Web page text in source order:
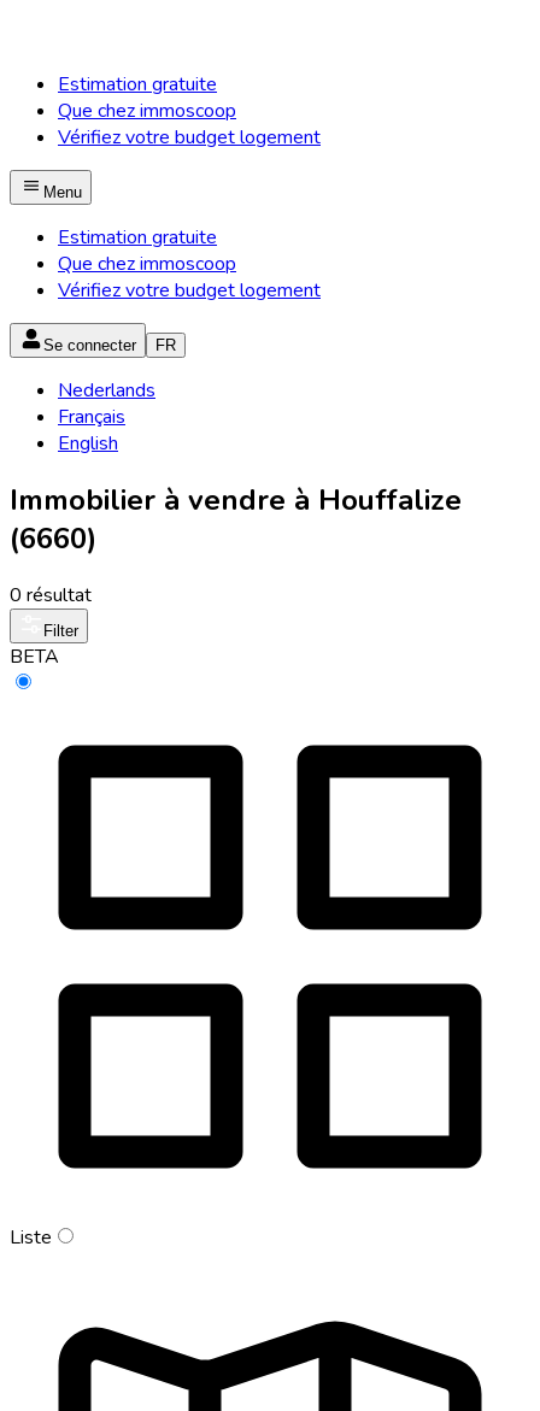
Estimation gratuite
Que chez immoscoop
Vérifiez votre budget logement
Menu
Estimation gratuite
Que chez immoscoop
Vérifiez votre budget logement
Se connecter FR
Nederlands
Français
English
Immobilier à vendre à Houffalize
(6660)
0 résultat
Filter
BETA
Liste